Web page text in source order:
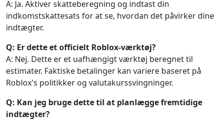
A: Ja. Aktiver skatteberegning og indtast din
indkomstskattesats for at se, hvordan det påvirker dine
indtægter.
Q: Er dette et officielt Roblox-værktøj?
A: Nej. Dette er et uafhængigt værktøj beregnet til
estimater. Faktiske betalinger kan variere baseret på
Roblox's politikker og valutakurssvingninger.
Q: Kan jeg bruge dette til at planlægge fremtidige
indtægter?